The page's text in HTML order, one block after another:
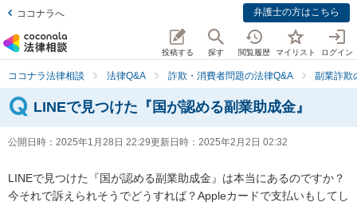
ココナラへ 弁護士の方はこちら
投稿する 探す 閲覧履歴 マイリスト ログイン
ココナラ法律相談 法律Q&A 詐欺・消費者問題の法律Q&A 副業詐欺
LINEで見つけた『国が認める副業助成金』
公開日時： 2025年1月28日 22:29更新日時： 2025年2月2日 02:32
LINEで見つけた『国が認める副業助成金』は本当にあるのですか？
今それで訴えられそうでどうすれば？Appleカードで支払いもしてし